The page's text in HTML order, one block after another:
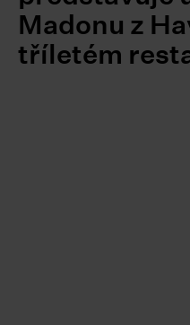
Madonu z
tříletém